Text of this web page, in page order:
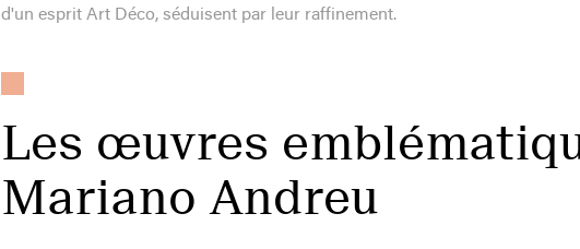
d'un esprit Art Déco, séduisent par leur raffinement.
Les œuvres
Mariano Andreu